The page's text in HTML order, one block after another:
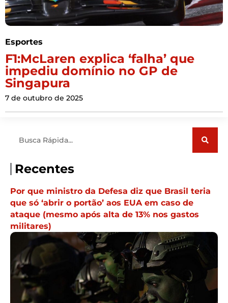
Esportes
F1:McLaren explica ‘falha’ que
impediu domínio no GP de
Singapura
7 de outubro de 2025
Recentes
Por que ministro da Defesa diz que Brasil teria
que só ‘abrir o portão’ aos EUA em caso de
ataque (mesmo após alta de 13% nos gastos
militares)